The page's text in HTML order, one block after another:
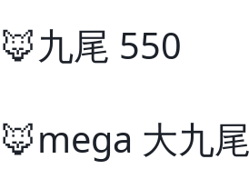
🦊九尾 550
🦊mega 大九